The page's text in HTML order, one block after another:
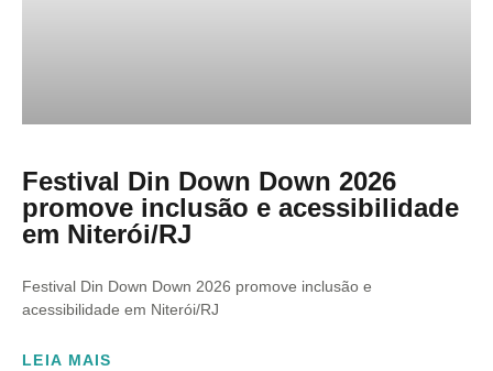
Festival Din Down Down 2026
promove inclusão e acessibilidade
em Niterói/RJ
Festival Din Down Down 2026 promove inclusão e
acessibilidade em Niterói/RJ
LEIA MAIS